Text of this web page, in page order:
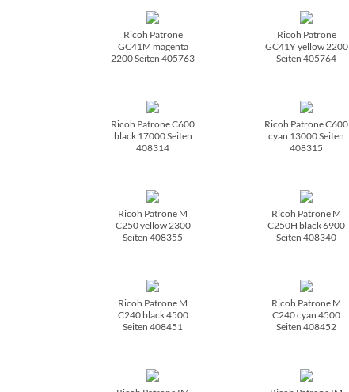
Ricoh Patrone
GC41M magenta
2200 Seiten 405763
Ricoh Patrone
GC41Y yellow 2200
Seiten 405764
Ricoh Patrone C600
black 17000 Seiten
408314
Ricoh Patrone C600
cyan 13000 Seiten
408315
Ricoh Patrone M
C250 yellow 2300
Seiten 408355
Ricoh Patrone M
C250H black 6900
Seiten 408340
Ricoh Patrone M
C240 black 4500
Seiten 408451
Ricoh Patrone M
C240 cyan 4500
Seiten 408452